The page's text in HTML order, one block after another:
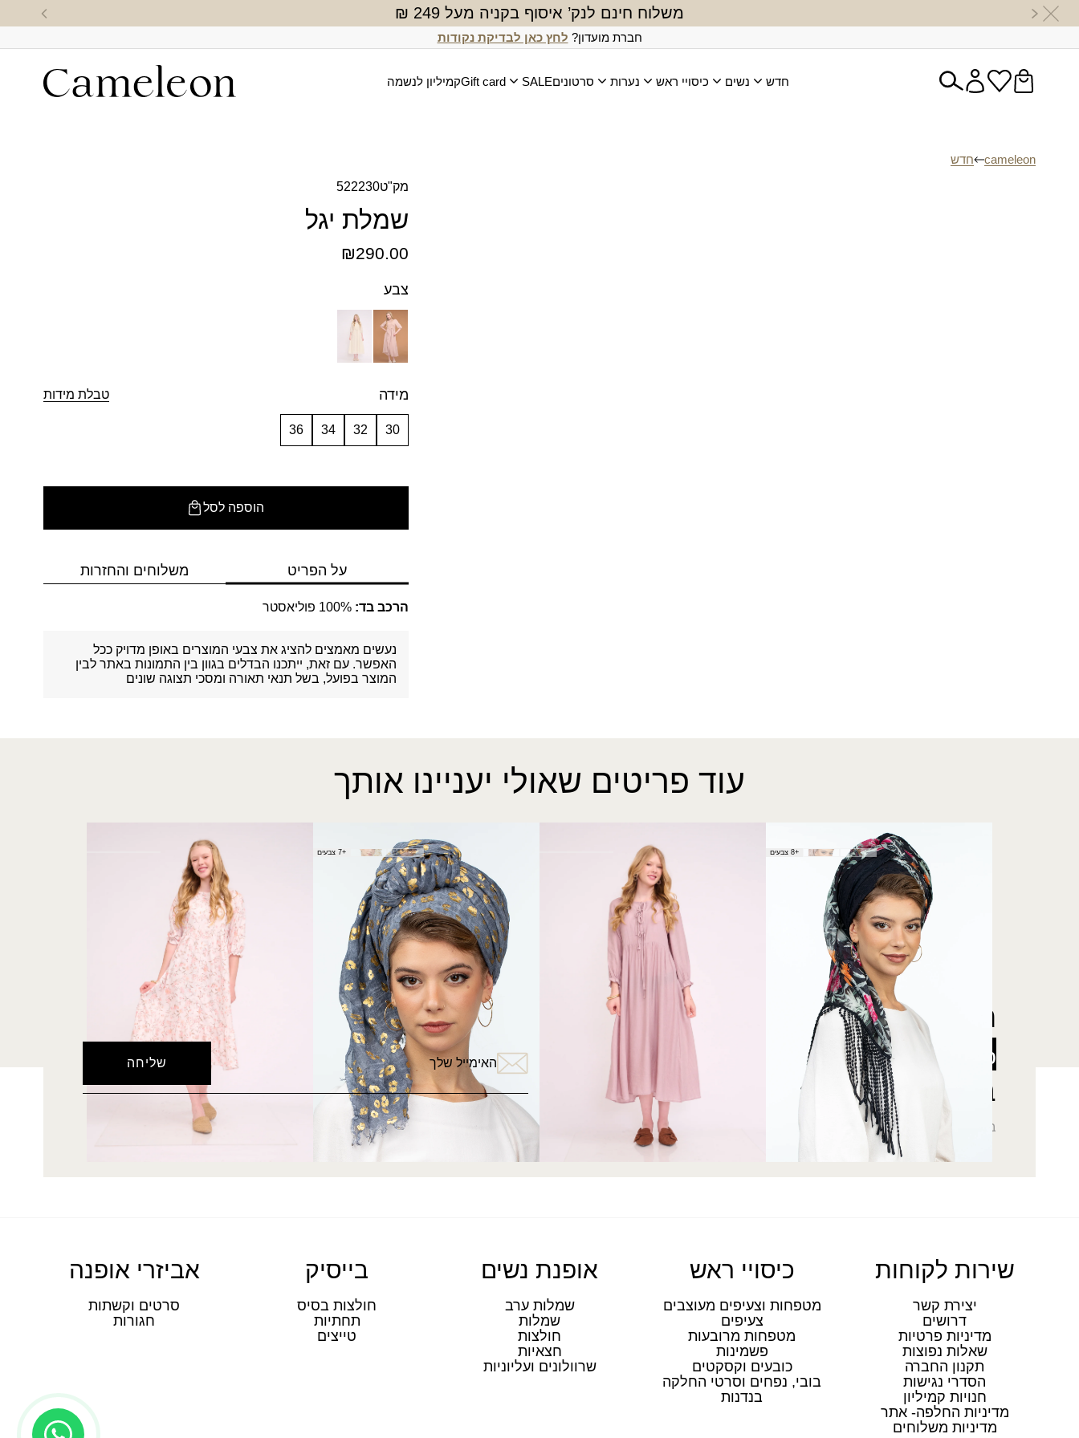
משלוח חינם לנק’ איסוף בקניה מעל 249 ₪
חברת מועדון? לחץ כאן לבדיקת נקודות
חדש נשים כיסויי ראש נערות סרטוניםSALE
Gift cardקמיליון לנשמה
cameleon
חדש
מק"ט522230
שמלת יגל
₪290.00
צבע
מידה טבלת מידות
30
32
34
36
הוספה לסל
על הפריט משלוחים והחזרות
הרכב בד: 100% פוליאסטר
נעשים מאמצים להציג את צבעי המוצרים באופן מדויק ככל
האפשר. עם זאת, ייתכנו הבדלים בגוון בין התמונות באתר לבין
המוצר בפועל, בשל תנאי תאורה ומסכי תצוגה שונים
עוד פריטים שאולי יעניינו אותך
+8 צבעים
צעיף שקיעות
+7 צבעים
רוצה להתעדכן לפני כולן?
5% הנחה
על כל האתר
בהרשמה לניוזלטר
בואי להתעדכן בחדשות הכי מפנקות שתקבלי במייל
האימייל שלך
שירות לקוחות
יצירת קשר
דרושים
מדיניות פרטיות
שאלות נפוצות
תקנון החברה
הסדרי נגישות
חנויות קמיליון
מדיניות החלפה- אתר
מדיניות משלוחים
כיסויי ראש
מטפחות וצעיפים מעוצבים
צעיפים
מטפחות מרובעות
פשמינות
כובעים וקסקטים
בובי, נפחים וסרטי החלקה
בנדנות
אופנת נשים
שמלות ערב
שמלות
חולצות
חצאיות
שרוולונים ועליוניות
בייסיק
חולצות בסיס
תחתיות
טייצים
אביזרי אופנה
סרטים וקשתות
חגורות